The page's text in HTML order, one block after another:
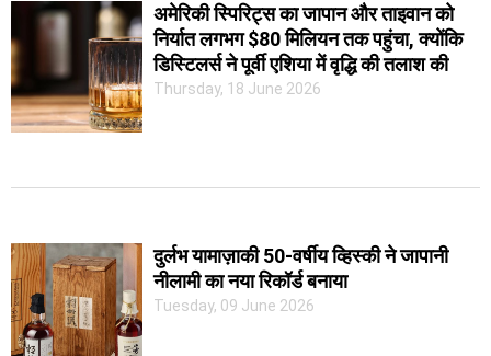
अमेरिकी स्पिरिट्स का जापान और ताइवान को
निर्यात लगभग $80 मिलियन तक पहुंचा, क्योंकि
डिस्टिलर्स ने पूर्वी एशिया में वृद्धि की तलाश की
Thursday, 18 June 2026
दुर्लभ यामाज़ाकी 50-वर्षीय व्हिस्की ने जापानी
नीलामी का नया रिकॉर्ड बनाया
Tuesday, 09 June 2026